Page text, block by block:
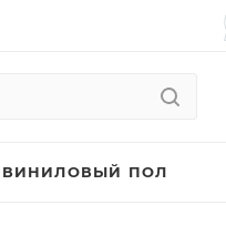
ВИНИЛОВЫЙ ПОЛ